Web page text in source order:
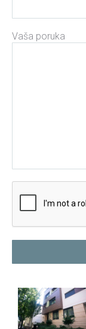
Vaša poruka